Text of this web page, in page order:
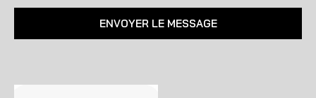
ENVOYER LE MESSAGE